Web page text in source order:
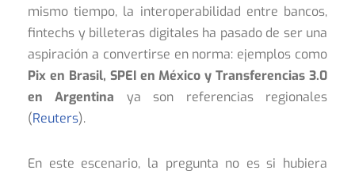
mismo tiempo, la interoperabilidad entre bancos,
fintechs y billeteras digitales ha pasado de ser una
aspiración a convertirse en norma: ejemplos como
Pix en Brasil, SPEI en México y Transferencias 3.0
en Argentina ya son referencias regionales
(Reuters).
En este escenario, la pregunta no es si hubiera